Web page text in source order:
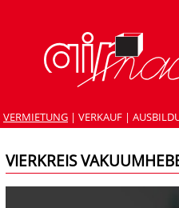
VERMIETUNG | VERKAUF |
VIERKREIS